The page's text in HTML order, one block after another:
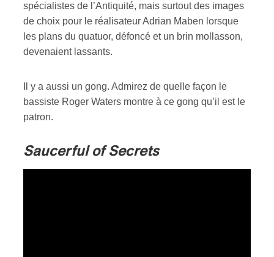
spécialistes de l’Antiquité, mais surtout des images
de choix pour le réalisateur Adrian Maben lorsque
les plans du quatuor, défoncé et un brin mollasson,
devenaient lassants.
Il y a aussi un gong. Admirez de quelle façon le
bassiste Roger Waters montre à ce gong qu’il est le
patron.
Saucerful of Secrets